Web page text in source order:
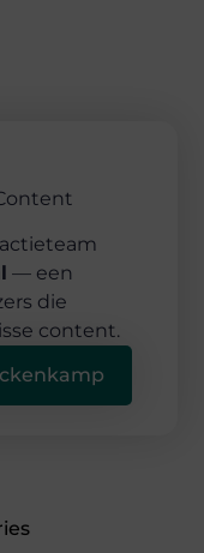
— een
die
content.